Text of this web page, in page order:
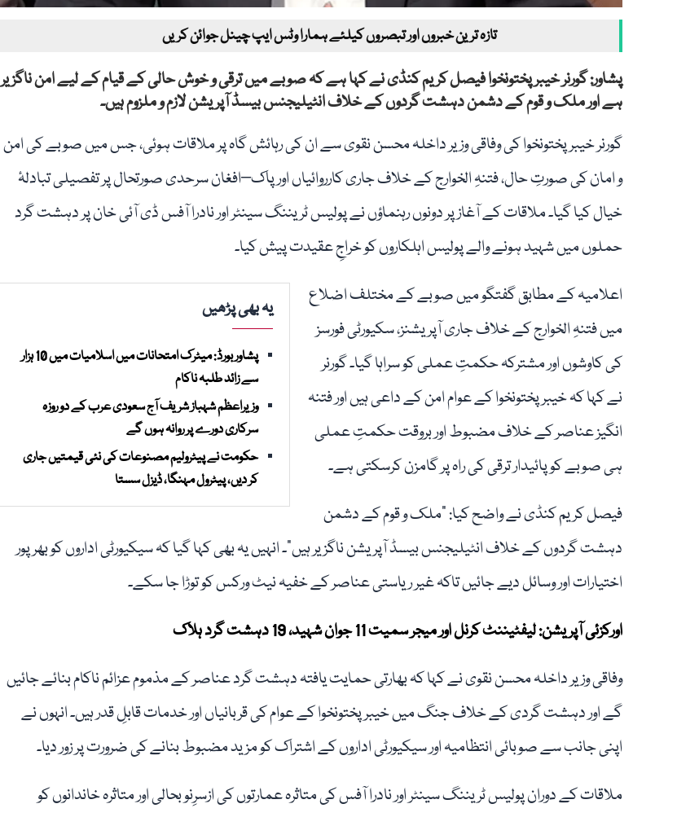
تازہ ترین خبروں اور تبصروں کیلئے ہمارا وٹس ایپ چینل جوائن کریں
پشاور: گورنر خیبرپختونخوا فیصل کریم کنڈی نے کہا ہے کہ صوبے میں ترقی و خوش حالی کے قیام کے لیے امن ناگزیر
ہے اور ملک و قوم کے دشمن دہشت گردوں کے خلاف انٹیلیجنس بیسڈ آپریشن لازم و ملزوم ہیں۔
گورنر خیبرپختونخوا کی وفاقی وزیر داخلہ محسن نقوی سے ان کی رہائش گاہ پر ملاقات ہوئی، جس میں صوبے کی امن
و امان کی صورتِ حال، فتنہِ الخوارج کے خلاف جاری کارروائیاں اور پاک–افغان سرحدی صورتحال پر تفصیلی تبادلۂ
خیال کیا گیا۔ ملاقات کے آغاز پر دونوں رہنماؤں نے پولیس ٹریننگ سینٹر اور نادرا آفس ڈی آئی خان پر دہشت گرد
حملوں میں شہید ہونے والے پولیس اہلکاروں کو خراجِ عقیدت پیش کیا۔
یہ بھی پڑھیں
پشاور بورڈ: میٹرک امتحانات میں اسلامیات میں 10 ہزار
سے زائد طلبہ ناکام
وزیراعظم شہباز شریف آج سعودی عرب کے دو روزہ
سرکاری دورے پر روانہ ہوں گے
حکومت نے پیٹرولیم مصنوعات کی نئی قیمتیں جاری
کر دیں، پیٹرول مہنگا، ڈیزل سستا
اعلامیہ کے مطابق گفتگو میں صوبے کے مختلف اضلاع
میں فتنہِ الخوارج کے خلاف جاری آپریشنز، سکیورٹی فورسز
کی کاوشوں اور مشترکہ حکمتِ عملی کو سراہا گیا۔ گورنر
نے کہا کہ خیبرپختونخوا کے عوام امن کے داعی ہیں اور فتنہ
انگیز عناصر کے خلاف مضبوط اور بروقت حکمتِ عملی
ہی صوبے کو پائیدار ترقی کی راہ پر گامزن کرسکتی ہے۔
فیصل کریم کنڈی نے واضح کیا: "ملک و قوم کے دشمن
دہشت گردوں کے خلاف انٹیلیجنس بیسڈ آپریشن ناگزیر ہیں”۔ انہیں یہ بھی کہا گیا کہ سیکیورٹی اداروں کو بھرپور
اختیارات اور وسائل دیے جائیں تاکہ غیر ریاستی عناصر کے خفیہ نیٹ ورکس کو توڑا جا سکے۔
اورکزئی آپریشن: لیفٹیننٹ کرنل اور میجر سمیت 11 جوان شہید، 19 دہشت گرد ہلاک
وفاقی وزیر داخلہ محسن نقوی نے کہا کہ بھارتی حمایت یافتہ دہشت گرد عناصر کے مذموم عزائم ناکام بنائے جائیں
گے اور دہشت گردی کے خلاف جنگ میں خیبرپختونخوا کے عوام کی قربانیاں اور خدمات قابلِ قدر ہیں۔ انہوں نے
اپنی جانب سے صوبائی انتظامیہ اور سیکیورٹی اداروں کے اشتراک کو مزید مضبوط بنانے کی ضرورت پر زور دیا۔
ملاقات کے دوران پولیس ٹریننگ سینٹر اور نادرا آفس کی متاثرہ عمارتوں کی ازسرِنو بحالی اور متاثرہ خاندانوں کو